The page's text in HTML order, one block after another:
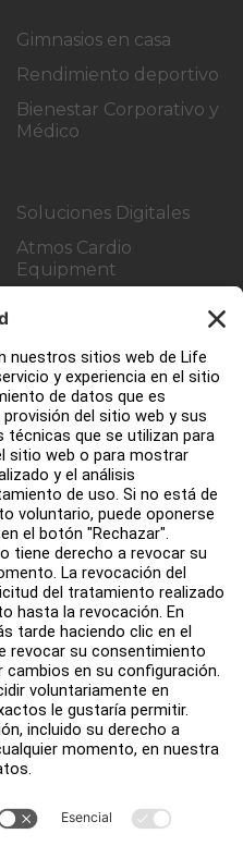
Gimnasios en casa
Rendimiento deportivo
Bienestar Corporativo y
Médico
Soluciones Digitales
Atmos Cardio
Equipment